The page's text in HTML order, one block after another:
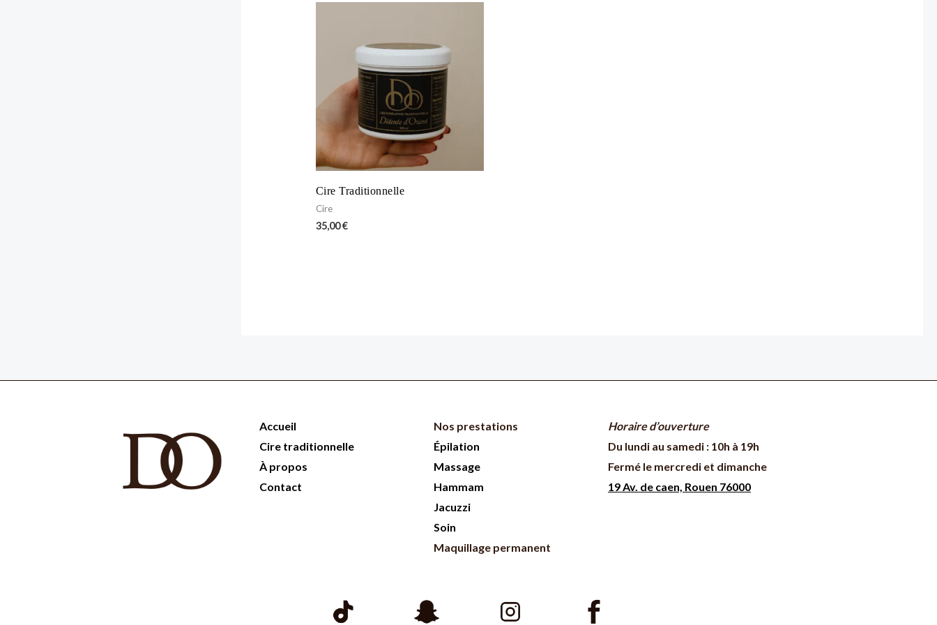
Cire Traditionnelle
Cire
35,00€
Accueil
Cire traditionnelle
À propos
Contact
Nos prestations
Épilation
Massage
Hammam
Jacuzzi
Soin
Maquillage permanent
Horaire d’ouverture
Du lundi au samedi : 10h à 19h
Fermé le mercredi et dimanche
19 Av. de caen, Rouen 76000